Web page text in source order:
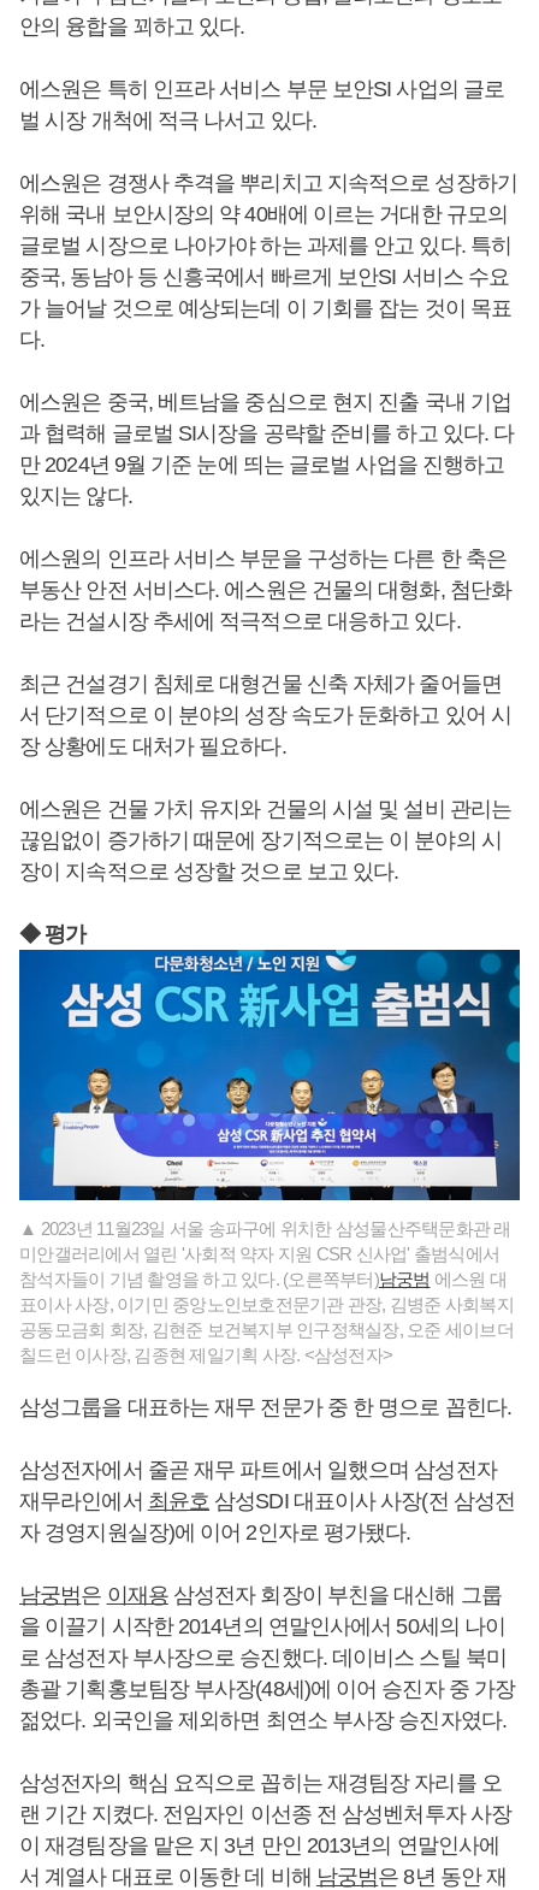
안의 융합을 꾀하고 있다.
에스원은 특히 인프라 서비스 부문 보안SI 사업의 글로
벌 시장 개척에 적극 나서고 있다.
에스원은 경쟁사 추격을 뿌리치고 지속적으로 성장하기
위해 국내 보안시장의 약 40배에 이르는 거대한 규모의
글로벌 시장으로 나아가야 하는 과제를 안고 있다. 특히
중국, 동남아 등 신흥국에서 빠르게 보안SI 서비스 수요
가 늘어날 것으로 예상되는데 이 기회를 잡는 것이 목표
다.
에스원은 중국, 베트남을 중심으로 현지 진출 국내 기업
과 협력해 글로벌 SI시장을 공략할 준비를 하고 있다. 다
만 2024년 9월 기준 눈에 띄는 글로벌 사업을 진행하고
있지는 않다.
에스원의 인프라 서비스 부문을 구성하는 다른 한 축은
부동산 안전 서비스다. 에스원은 건물의 대형화, 첨단화
라는 건설시장 추세에 적극적으로 대응하고 있다.
최근 건설경기 침체로 대형건물 신축 자체가 줄어들면
서 단기적으로 이 분야의 성장 속도가 둔화하고 있어 시
장 상황에도 대처가 필요하다.
에스원은 건물 가치 유지와 건물의 시설 및 설비 관리는
끊임없이 증가하기 때문에 장기적으로는 이 분야의 시
장이 지속적으로 성장할 것으로 보고 있다.
◆ 평가
▲ 2023년 11월23일 서울 송파구에 위치한 삼성물산주택문화관 래
미안갤러리에서 열린 '사회적 약자 지원 CSR 신사업' 출범식에서
참석자들이 기념 촬영을 하고 있다. (오른쪽부터)남궁범 에스원 대
표이사 사장, 이기민 중앙노인보호전문기관 관장, 김병준 사회복지
공동모금회 회장, 김현준 보건복지부 인구정책실장, 오준 세이브더
칠드런 이사장, 김종현 제일기획 사장. <삼성전자>
삼성그룹을 대표하는 재무 전문가 중 한 명으로 꼽힌다.
삼성전자에서 줄곧 재무 파트에서 일했으며 삼성전자
재무라인에서 최윤호 삼성SDI 대표이사 사장(전 삼성전
자 경영지원실장)에 이어 2인자로 평가됐다.
남궁범은 이재용삼성전자 회장이 부친을 대신해 그룹
을 이끌기 시작한 2014년의 연말인사에서 50세의 나이
로 삼성전자 부사장으로 승진했다. 데이비스 스틸 북미
총괄 기획홍보팀장 부사장(48세)에 이어 승진자 중 가장
젊었다. 외국인을 제외하면 최연소 부사장 승진자였다.
삼성전자의 핵심 요직으로 꼽히는 재경팀장 자리를 오
랜 기간 지켰다. 전임자인 이선종 전 삼성벤처투자 사장
이 재경팀장을 맡은 지 3년 만인 2013년의 연말인사에
서 계열사 대표로 이동한 데 비해 남궁범은 8년 동안 재